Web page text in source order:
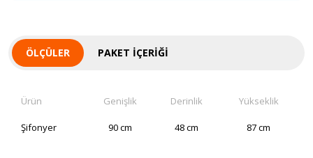
ÖLÇÜLER PAKET İÇERIĞI
Ürün Genişlik Derinlik Yükseklik
Şifonyer 90 cm 48 cm 87 cm